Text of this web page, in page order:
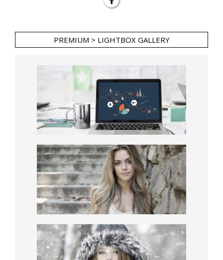
PREMIUM > LIGHTBOX GALLERY